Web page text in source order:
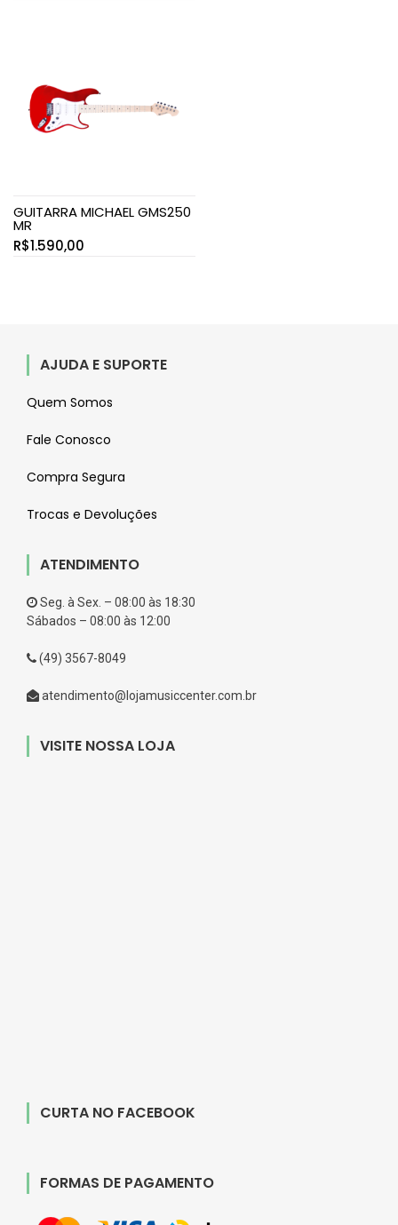
GUITARRA MICHAEL GMS250
MR
R$1.590,00
AJUDA E SUPORTE
Quem Somos
Fale Conosco
Compra Segura
Trocas e Devoluções
ATENDIMENTO
Seg. à Sex. – 08:00 às 18:30
Sábados – 08:00 às 12:00
(49) 3567-8049
atendimento@lojamusiccenter.com.br
VISITE NOSSA LOJA
CURTA NO FACEBOOK
FORMAS DE PAGAMENTO